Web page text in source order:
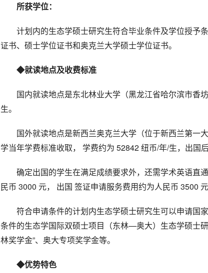
所获学位：
计划内的生态学硕士研究生符合毕业条件及学位授予
证书、硕士学位证书和奥克兰大学硕士学位证书。
◆就读地点及收费标准
国内就读地点是东北林业大学（黑龙江省哈尔滨市香
生。
国外就读地点是新西兰奥克兰大学（位于新西兰第一
学当年学费标准收取， 学费约为 52842 纽币/年/生，出国
确定出国的学生在满足成绩要求外，还需学术英语直
民币 3000 元， 出国 签证申请服务费用约为人民币 3500 元
符合申请条件的计划内生态学硕士研究生可以申请国
条件的生态学国际双硕士项目（东林—奥大）生态学硕士
林奖学金”、奥大专项奖学金等。
◆优势特色